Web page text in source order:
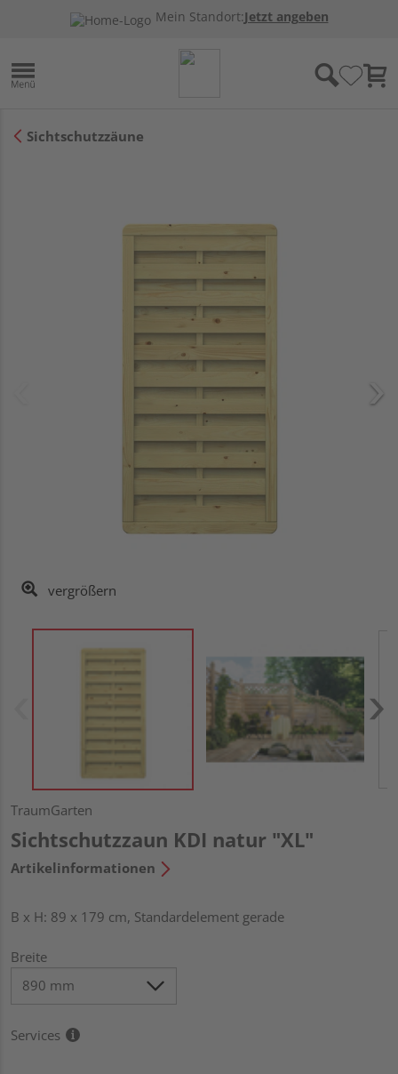
Mein Standort:Jetzt angeben
Sichtschutzzäune
vergrößern
TraumGarten
Sichtschutzzaun KDI natur "XL"
Artikelinformationen
B x H: 89 x 179 cm, Standardelement gerade
Breite
Services